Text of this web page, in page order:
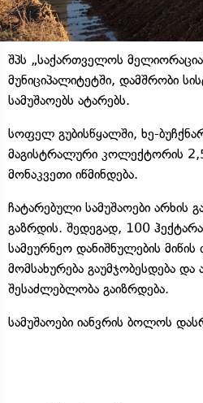
შპს „საქართველოს
მუნიციპალიტეტში, დამშრობი
სამუშაოებს ატარებს.
სოფელ გუბისწყალში, ხე-
მაგისტრალური კოლექტორის
მონაკვეთი იწმინდება.
ჩატარებული სამუშაოები არხის
გაზრდის. შედეგად, 100
სამეურნეო დანიშნულების
მომსახურება გაუმჯობესდება და
შესაძლებლობა გაიზრდება.
სამუშაოები იანვრის ბოლოს